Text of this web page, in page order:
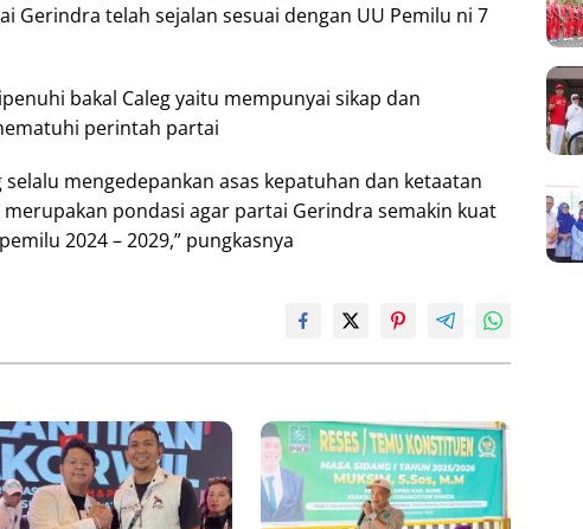
Gerindra telah sejalan sesuai dengan UU Pemilu ni 7
bakal Caleg yaitu mempunyai sikap dan
perintah partai
mengedepankan asas kepatuhan dan ketaatan
pondasi agar partai Gerindra semakin kuat
2024 – 2029,” pungkasnya